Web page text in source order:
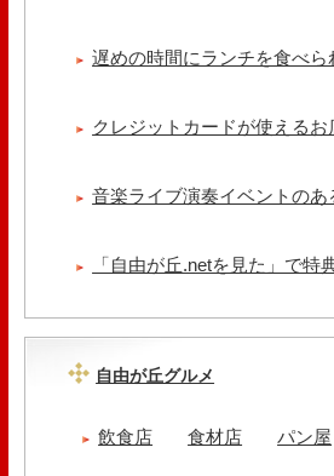
遅めの時間にランチを食べら
クレジットカードが使えるお
音楽ライブ演奏イベントのあ
「自由が丘.netを見た」で特
自由が丘グルメ
飲食店 食材店 パン屋